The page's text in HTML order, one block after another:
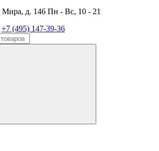
д. 146 Пн - Вс, 10 - 21
+7 (495) 147-39-36